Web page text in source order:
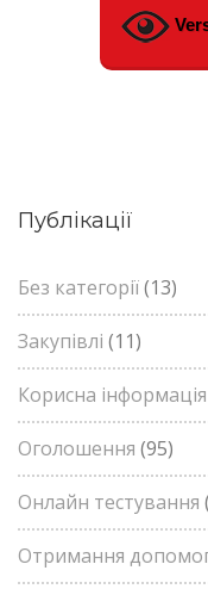
Публікації
Без категорії(13)
Закупівлі (11)
Корисна інформація
Оголошення (95)
Онлайн тестування
Отримання